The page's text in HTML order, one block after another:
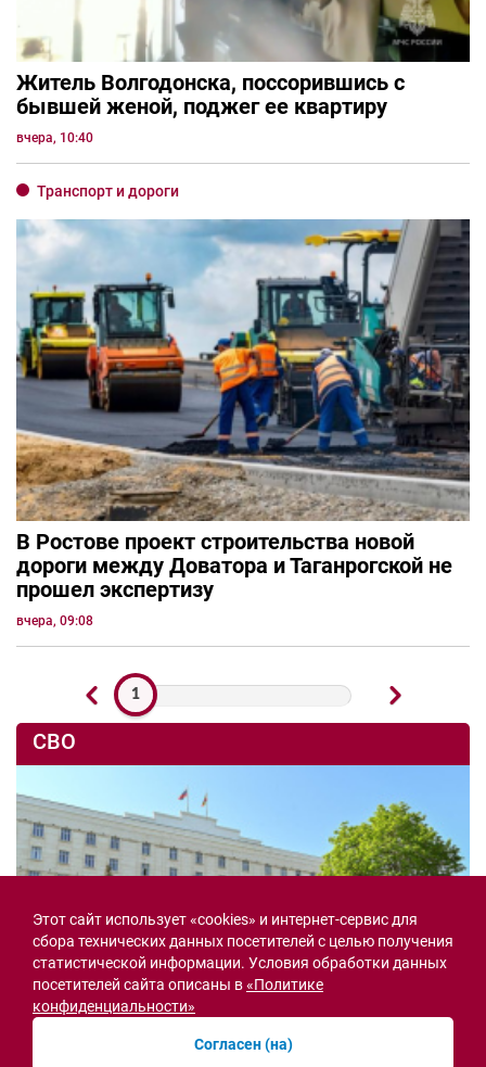
Житель Волгодонска, поссорившись с
бывшей женой, поджег ее квартиру
вчера, 10:40
Транспорт и дороги
В Ростове проект строительства новой
дороги между Доватора и Таганрогской не
прошел экспертизу
вчера, 09:08
1
СВО
Этот сайт использует «cookies» и интернет-сервис для
сбора технических данных посетителей с целью получения
статистической информации. Условия обработки данных
посетителей сайта описаны в«Политике
конфиденциальности»
Согласен (на)